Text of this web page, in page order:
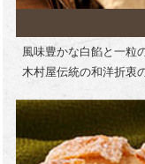
風味豊かな白餡と一粒
木村屋伝統の和洋折衷